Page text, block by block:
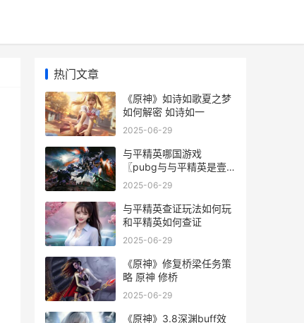
热门文章
《原神》如诗如歌夏之梦
如何解密 如诗如一
2025-06-29
与平精英哪国游戏
〖pubg与与平精英是壹
个游戏吗〗 和平精英是中
2025-06-29
与平精英查证玩法如何玩
和平精英如何查证
2025-06-29
《原神》修复桥梁任务策
略 原神 修桥
2025-06-29
《原神》3.8深渊buff效